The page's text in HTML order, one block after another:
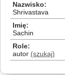
Nazwisko
Shrivastava
Imię
Sachin
Role
autor (szukaj)